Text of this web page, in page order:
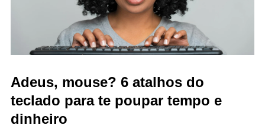
Adeus, mouse? 6 atalhos do
teclado para te poupar tempo e
dinheiro